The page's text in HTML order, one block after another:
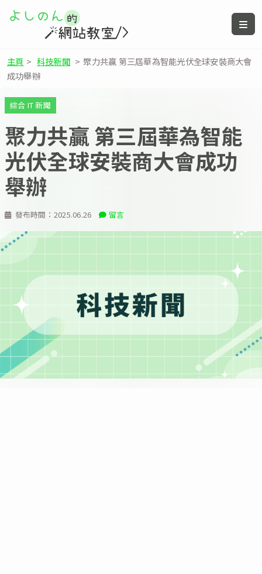
主頁 > 科技新聞 > 聚力共贏 第三屆華為智能光伏全球安裝商大會
成功舉辦
發布時間： 2025.06.26 留言
綜合 IT 新聞
聚力共贏 第三屆華為智能
光伏全球安裝商大會成功
舉辦